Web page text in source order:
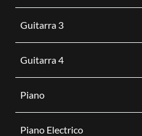
Guitarra 3
Guitarra 4
Piano
Piano Electrico